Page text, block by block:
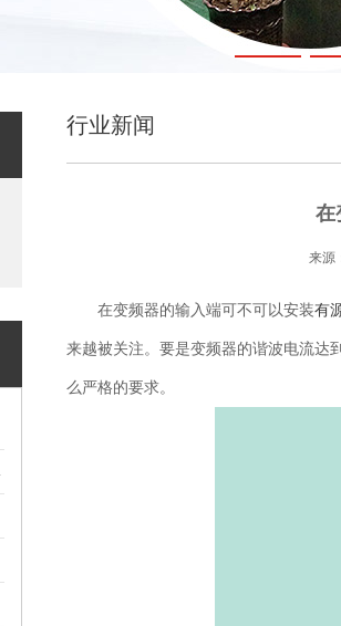
用?
行业新闻
在
来源
在变频器的输入端可不可以安装有
来越被关注。要是变频器的谐波电流达
么严格的要求。